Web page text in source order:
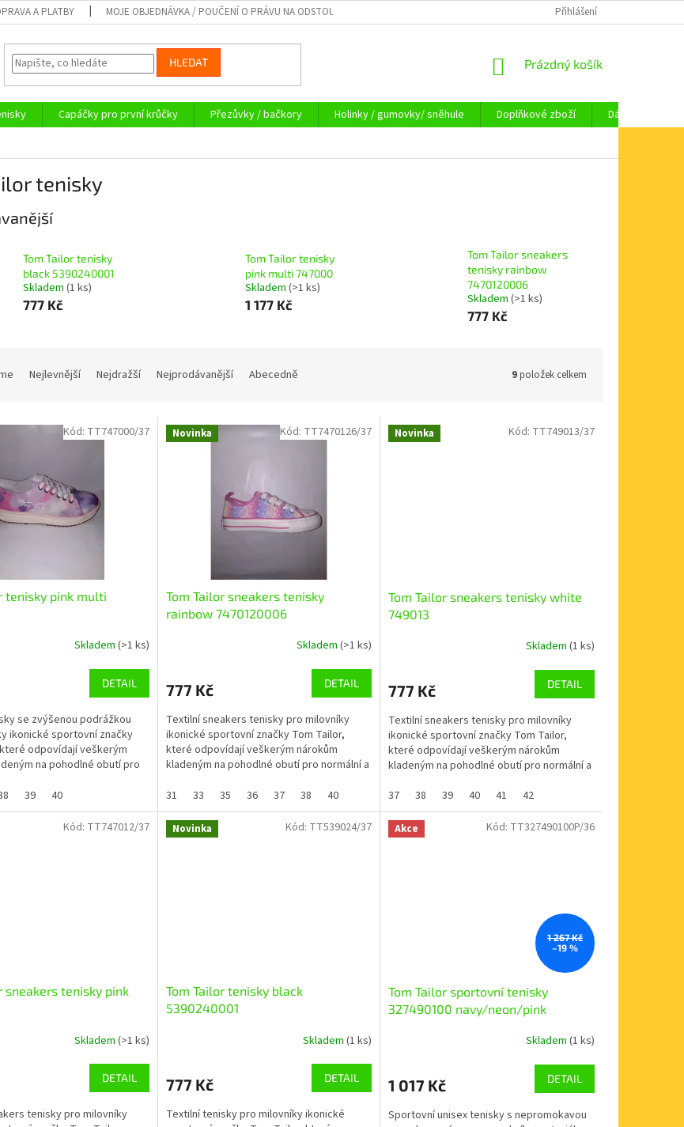
A PLATBY MOJE OBJEDNÁVKA / POUČENÍ O PRÁVU NA ODSTOUPENÍ OD SMLOUVY KAMENNÁ PRODEJNA
Přihlášení
HLEDAT
NÁKUPNÍ
Prázdný košík
Capáčky pro první krůčky Přezůvky / bačkory Holinky / gumovky/ sněhule Doplňkové zboží
Dárkové
tenisky
Tom Tailor tenisky
black 5390240001
Skladem (1 ks)
777 Kč
Tom Tailor tenisky
pink multi 747000
Skladem (>1 ks)
1 177 Kč
Tom Tailor sneakers
tenisky rainbow
7470120006
Skladem (>1 ks)
777 Kč
Nejlevnější Nejdražší Nejprodávanější Abecedně 9položek celkem
tenisky pink multi
Skladem (>1 ks)
DETAIL
se zvýšenou podrážkou
ikonické sportovní značky
odpovídají veškerým
na pohodlné obutí pro
39 40
Kód: TT747000/37 Novinka
Tom Tailor sneakers tenisky
rainbow 7470120006
Skladem (>1 ks)
777 Kč DETAIL
Textilní sneakers tenisky pro milovníky
ikonické sportovní značky Tom Tailor,
které odpovídají veškerým nárokům
kladeným na pohodlné obutí pro normální a
31
33 35 36 37 38 40
Kód: TT7470126/37 Novinka
Tom Tailor sneakers tenisky white
749013
Skladem (1 ks)
777 Kč DETAIL
Textilní sneakers tenisky pro milovníky
ikonické sportovní značky Tom Tailor,
které odpovídají veškerým nárokům
kladeným na pohodlné obutí pro normální a
37
38 39 40 41 42
Kód: TT749013/37
sneakers tenisky pink
Skladem (>1 ks)
DETAIL
tenisky pro milovníky
Kód: TT747012/37 Novinka
Tom Tailor tenisky black
5390240001
Skladem (1 ks)
777 Kč DETAIL
Textilní tenisky pro milovníky ikonické
Kód: TT539024/37 Akce
1 267 Kč
–19 %
Tom Tailor sportovní tenisky
327490100 navy/neon/pink
Skladem (1 ks)
1 017 Kč DETAIL
Sportovní unisex tenisky s nepromokavou
Kód: TT327490100P/36